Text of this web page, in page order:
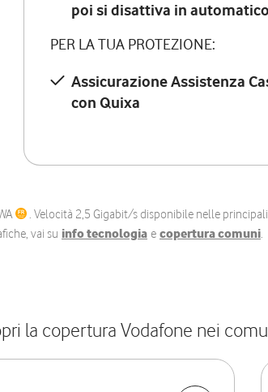
poi si disattiva in
PER LA TUA PROTEZIONE:
Assicurazione Assistenza
con Quixa
. Velocità 2,5 Gigabit/s disponibile nelle
vai su info tecnologia e copertura comuni.
la copertura Vodafone nei